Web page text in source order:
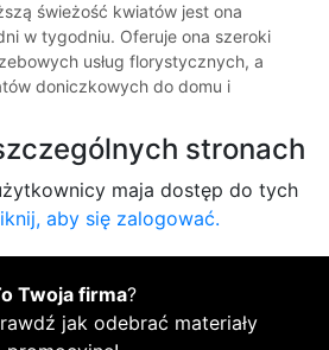
świeżość kwiatów jest ona
w tygodniu. Oferuje ona szeroki
usług florystycznych, a
doniczkowych do domu i
stronach
maja dostęp do tych
aby się zalogować.
Twoja firma?
jak odebrać materiały